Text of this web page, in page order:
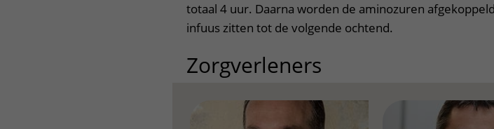
totaal 4 uur. Daarna worden de aminozuren
infuus zitten tot de volgende ochtend.
Zorgverleners